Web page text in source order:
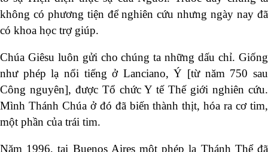
không có phương tiện để nghiên cứu nhưng ngày nay đã
có khoa học trợ giúp.
Chúa Giêsu luôn gửi cho chúng ta những dấu chỉ. Giống
như phép lạ nổi tiếng ở Lanciano, Ý [từ năm 750 sau
Công nguyên], được Tổ chức Y tế Thế giới nghiên cứu.
Mình Thánh Chúa ở đó đã biến thành thịt, hóa ra cơ tim,
một phần của trái tim.
Năm 1996, tại Buenos Aires một phép lạ Thánh Thể đã